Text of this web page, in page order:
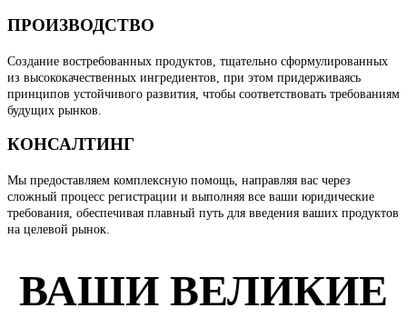
ПРОИЗВОДСТВО
Создание востребованных продуктов, тщательно сформулированных
из высококачественных ингредиентов, при этом придерживаясь
принципов устойчивого развития, чтобы соответствовать требованиям
будущих рынков.
КОНСАЛТИНГ
Мы предоставляем комплексную помощь, направляя вас через
сложный процесс регистрации и выполняя все ваши юридические
требования, обеспечивая плавный путь для введения ваших продуктов
на целевой рынок.
ВАШИ ВЕЛИКИЕ